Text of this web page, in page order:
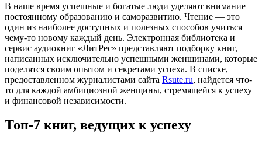
В наше время успешные и богатые люди уделяют внимание
постоянному образованию и саморазвитию. Чтение — это
один из наиболее доступных и полезных способов учиться
чему-то новому каждый день. Электронная библиотека и
сервис аудиокниг «ЛитРес» представляют подборку книг,
написанных исключительно успешными женщинами, которые
поделятся своим опытом и секретами успеха. В списке,
предоставленном журналистами сайта Rsute.ru, найдется что-
то для каждой амбициозной женщины, стремящейся к успеху
и финансовой независимости.
Топ-7 книг, ведущих к успеху